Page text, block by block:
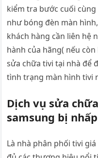
kiểm tra bước cuối
như bóng đèn màn
khách hàng cần liên hệ
hành của hãng( nếu
sửa chữa tivi tại nhà để
tình trạng màn hình tivi
Dịch vụ sửa
samsung bị
Là nhà phân phối tivi